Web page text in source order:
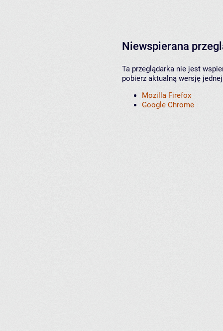
Niewspierana
Ta przeglądarka nie jest
pobierz aktualną wersję
Mozilla Firefox
Google Chrome